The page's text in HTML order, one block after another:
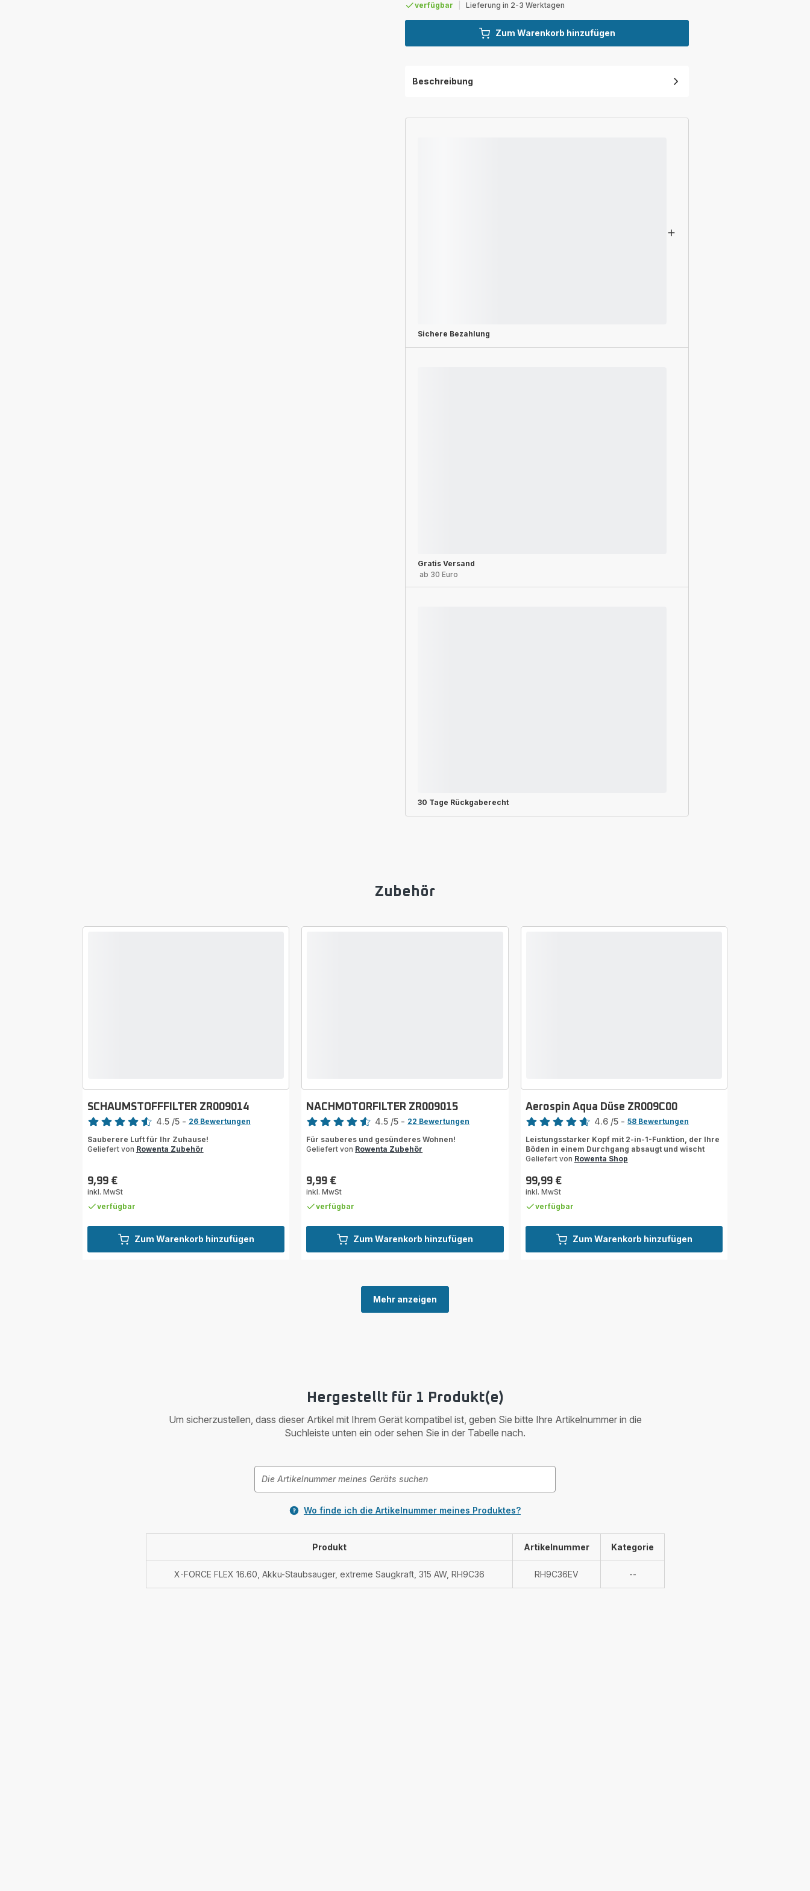
verfügbar
Lieferung in 2-3 Werktagen
Zum Warenkorb hinzufügen
Beschreibung
Sichere Bezahlung
Gratis Versand
ab 30 Euro
30 Tage Rückgaberecht
Zubehör
Zum Warenkorb hinzufügen
SCHAUMSTOFFFILTER ZR009014
Bewertung
4.5 /5 - 26 Bewertungen
Sauberere Luft für Ihr Zuhause!
Geliefert von Rowenta Zubehör
Preis
9,99 €
inkl. MwSt
verfügbar
Zum Warenkorb hinzufügen
NACHMOTORFILTER ZR009015
Bewertung
4.5 /5 - 22 Bewertungen
Für sauberes und gesünderes Wohnen!
Geliefert von Rowenta Zubehör
Preis
9,99 €
inkl. MwSt
verfügbar
Zum Warenkorb hinzufügen
Aerospin Aqua Düse ZR009C00
Bewertung
4.6 /5 - 58 Bewertungen
Leistungsstarker Kopf mit 2-in-1-Funktion, der Ihre
Böden in einem Durchgang absaugt und wischt
Geliefert von Rowenta Shop
Preis
99,99 €
inkl. MwSt
verfügbar
Mehr anzeigen
Hergestellt für 1 Produkt(e)
Um sicherzustellen, dass dieser Artikel mit Ihrem Gerät kompatibel ist, geben Sie bitte Ihre Artikelnummer in die
Suchleiste unten ein oder sehen Sie in der Tabelle nach.
Wo finde ich die Artikelnummer meines Produktes?
Produkt Artikelnummer Kategorie
X-FORCE FLEX 16.60, Akku-Staubsauger, extreme Saugkraft, 315 AW, RH9C36 RH9C36EV --Nicht
verfügbar